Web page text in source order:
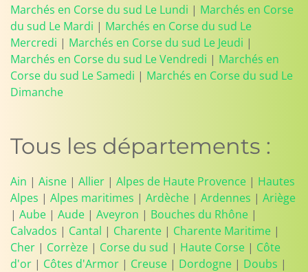
Marchés en Corse du sud Le Lundi | Marchés en Corse
du sud Le Mardi | Marchés en Corse du sud Le
Mercredi | Marchés en Corse du sud Le Jeudi |
Marchés en Corse du sud Le Vendredi | Marchés en
Corse du sud Le Samedi | Marchés en Corse du sud Le
Dimanche
Tous les départements :
Ain | Aisne | Allier | Alpes de Haute Provence | Hautes
Alpes | Alpes maritimes | Ardèche | Ardennes | Ariège
| Aube | Aude | Aveyron | Bouches du Rhône |
Calvados | Cantal | Charente | Charente Maritime |
Cher | Corrèze | Corse du sud | Haute Corse | Côte
d'or | Côtes d'Armor | Creuse | Dordogne | Doubs |